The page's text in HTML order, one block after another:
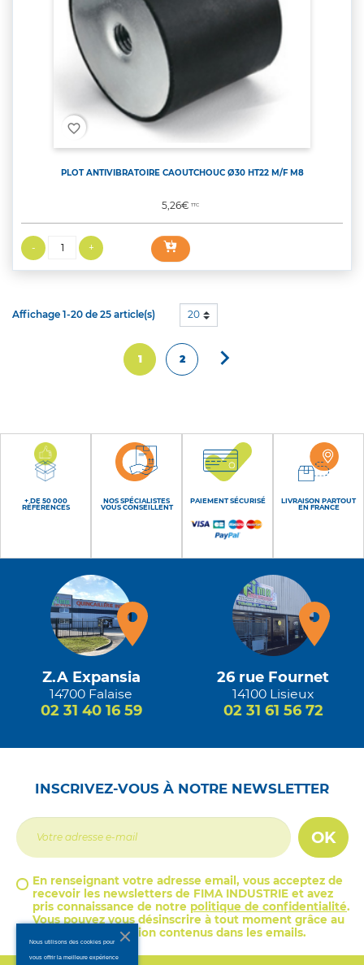
favorite_border
PLOT ANTIVIBRATOIRE CAOUTCHOUC Ø30 HT22 M/F M8
Prix
5,26€TTC
Affichage 1-20 de 25 article(s) 20
1 2 Suivant

+ DE 50 000
RÉFÉRENCES
NOS SPÉCIALISTES
VOUS CONSEILLENT
PAIEMENT SÉCURISÉ
LIVRAISON PARTOUT
EN FRANCE
Z.A Expansia
14700 Falaise
02 31 40 16 59
26 rue Fournet
14100 Lisieux
02 31 61 56 72
INSCRIVEZ-VOUS À NOTRE NEWSLETTER
OK
En renseignant votre adresse email, vous acceptez de
recevoir les newsletters de FIMA INDUSTRIE et avez
pris connaissance de notre politique de confidentialité.
Vous pouvez vous désinscrire à tout moment grâce au
lien de désinscription contenus dans les emails.
Nous utilisons des cookies pour
vous offrir la meilleure expérience